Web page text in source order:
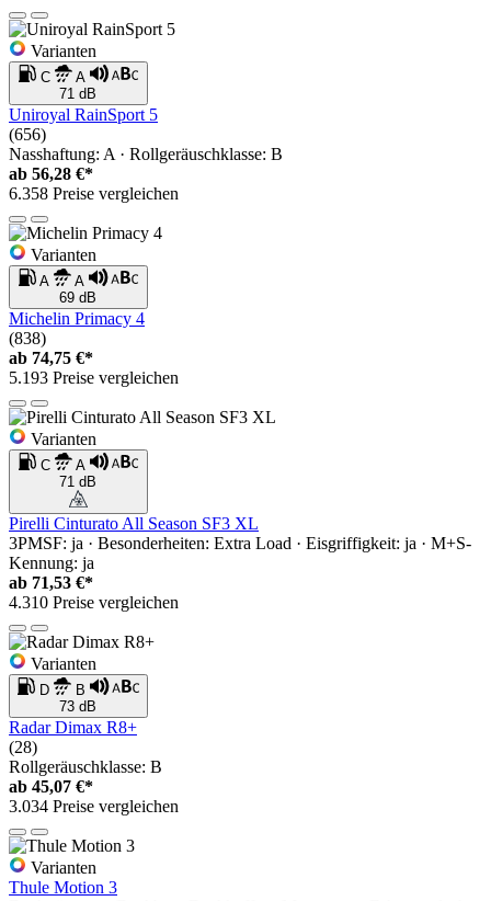
Varianten
C
A
71 dB
Uniroyal RainSport 5
(656)
Nasshaftung: A · Rollgeräuschklasse: B
ab 56,28 €*
6.358 Preise vergleichen
Varianten
A
A
69 dB
Michelin Primacy 4
(838)
ab 74,75 €*
5.193 Preise vergleichen
Varianten
C
A
71 dB
Pirelli Cinturato All Season SF3 XL
3PMSF: ja · Besonderheiten: Extra Load · Eisgriffigkeit: ja · M+S-
Kennung: ja
ab 71,53 €*
4.310 Preise vergleichen
Varianten
D
B
73 dB
Radar Dimax R8+
(28)
Rollgeräuschklasse: B
ab 45,07 €*
3.034 Preise vergleichen
Varianten
Thule Motion 3